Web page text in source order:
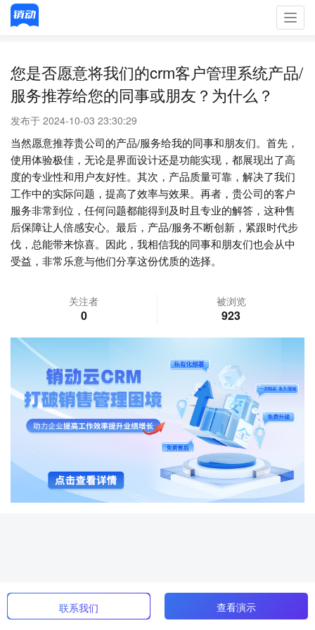
您是否愿意将我们的crm客户管理系统产品/
服务推荐给您的同事或朋友？为什么？
发布于 2024-10-03 23:30:29
当然愿意推荐贵公司的产品/服务给我的同事和朋友们。首先，
使用体验极佳，无论是界面设计还是功能实现，都展现出了高
度的专业性和用户友好性。其次，产品质量可靠，解决了我们
工作中的实际问题，提高了效率与效果。再者，贵公司的客户
服务非常到位，任何问题都能得到及时且专业的解答，这种售
后保障让人倍感安心。最后，产品/服务不断创新，紧跟时代步
伐，总能带来惊喜。因此，我相信我的同事和朋友们也会从中
受益，非常乐意与他们分享这份优质的选择。
关注者
0
被浏览
923
联系我们 查看演示